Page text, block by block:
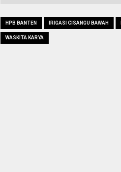
HPB BANTEN IRIGASI CISANGU BAWAH
WASKITA KARYA